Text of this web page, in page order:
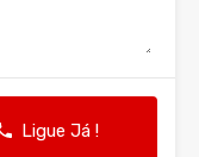
Ligue Já !